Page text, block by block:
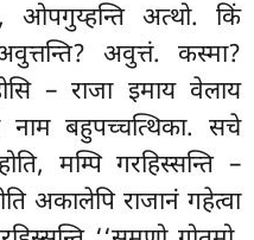
ओपगुय्हन्ति अत्थो. किं
अवुत्तं. कस्मा?
– राजा इमाय वेलाय
नाम बहुपच्चत्थिका. सचे
मम्पि गरहिस्सन्ति –
अकालेपि राजानं गहेत्वा